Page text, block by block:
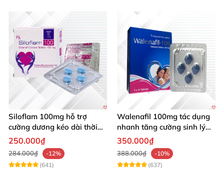
Siloflam 100mg hỗ trợ
cường dương kéo dài thời
gian xuất tinh sớm Nam giới
250.000₫
284.000₫
-12%
(641)
Walenafil 100mg tác dụng
nhanh tăng cường sinh lý
chống xuất tinh sớm
350.000₫
388.000₫
-10%
(637)